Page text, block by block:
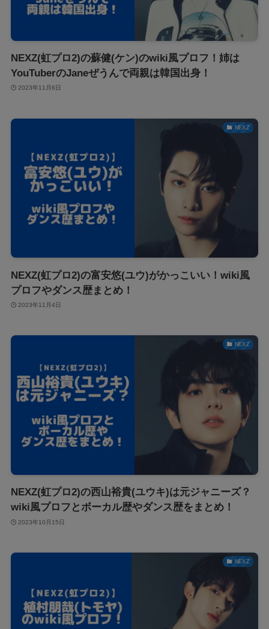
NEXZ(虹プロ2)の蘇健(ケン)のwiki風プロフ！姉は
YouTuberのJaneぜうんで両親は韓国出身！
2023年11月6日
NEXZ
NEXZ(虹プロ2)の富安悠(ユウ)がかっこいい！wiki風
プロフやダンス歴まとめ！
2023年11月4日
NEXZ
NEXZ(虹プロ2)の西山裕貴(ユウキ)は元ジャニーズ？
wiki風プロフとボーカル歴やダンス歴をまとめ！
2023年10月15日
NEXZ